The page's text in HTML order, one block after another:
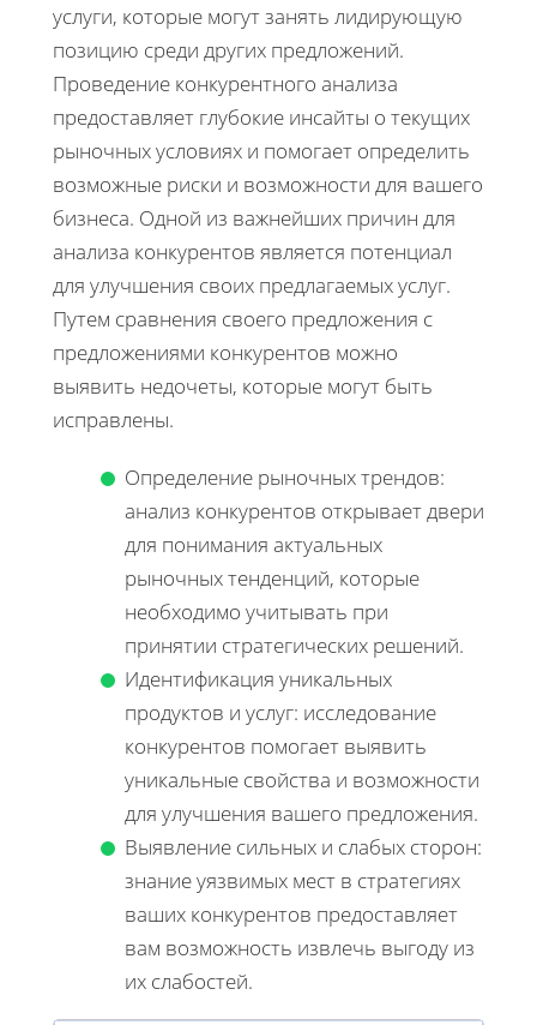
услуги, которые могут занять лидирующую
позицию среди других предложений.
Проведение конкурентного анализа
предоставляет глубокие инсайты о текущих
рыночных условиях и помогает определить
возможные риски и возможности для вашего
бизнеса. Одной из важнейших причин для
анализа конкурентов является потенциал
для улучшения своих предлагаемых услуг.
Путем сравнения своего предложения с
предложениями конкурентов можно
выявить недочеты, которые могут быть
исправлены.
Определение рыночных трендов:
анализ конкурентов открывает двери
для понимания актуальных
рыночных тенденций, которые
необходимо учитывать при
принятии стратегических решений.
Идентификация уникальных
продуктов и услуг: исследование
конкурентов помогает выявить
уникальные свойства и возможности
для улучшения вашего предложения.
Выявление сильных и слабых сторон:
знание уязвимых мест в стратегиях
ваших конкурентов предоставляет
вам возможность извлечь выгоду из
их слабостей.